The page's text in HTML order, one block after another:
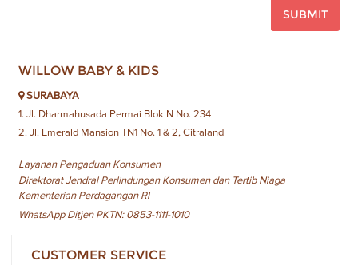
SUBMIT
WILLOW BABY & KIDS
SURABAYA
1. Jl. Dharmahusada Permai Blok N No. 234
2. Jl. Emerald Mansion TN1 No. 1 & 2, Citraland
Layanan Pengaduan Konsumen
Direktorat Jendral Perlindungan Konsumen dan Tertib Niaga
Kementerian Perdagangan RI
WhatsApp Ditjen PKTN: 0853-1111-1010
CUSTOMER SERVICE